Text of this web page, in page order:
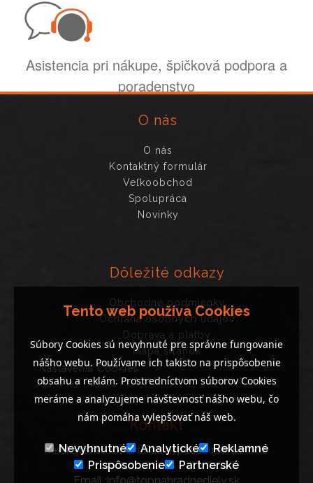
Asistencia pri nákupe, špičková podpora a
poradenstvo
O nás
O nás
Kontaktný formulár
Veľkoobchod
Spolupráca
Novinky
Dôležité odkazy
Obchodné podmienky
Ochrana osobných údajov
Doprava a platby
Mapa stránok
Nastavenia Cookies
Kontakt
Neváhajte nás kontaktovať, ak potrebujete poradiť..
Tento web používa Cookies
Súbory Cookies sú nevyhnuté pre správne fungovanie
nášho webu. Používame ich takisto na prispôsobenie
obsahu a reklám. Prostredníctvom súborov Cookies
meráme a analyzujeme návštevnosť nášho webu, čo
nám pomáha vylepšovať náš web.
Nevyhnutné Analytické
Reklamné
Prispôsobenie
Partnerské